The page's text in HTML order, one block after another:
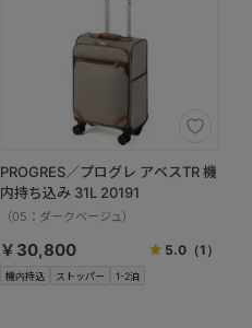
機内持込 ストッパー 1-2泊
PROGRES／プログレ アベスTR 機
内持ち込み 31L 20191
（05：ダークベージュ）
￥30,800 5.0 （1）